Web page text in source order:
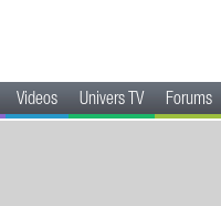
Videos Univers TV Forums